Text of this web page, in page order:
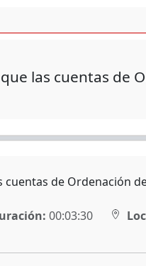
las cuentas
cuentas de Ordenación
00:03:30